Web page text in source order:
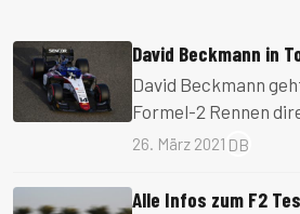
David Beckmann in
David Beckmann
Formel-2 Rennen
Position ins Rennen.
26. März 2021 DB
Alle Infos zum F2